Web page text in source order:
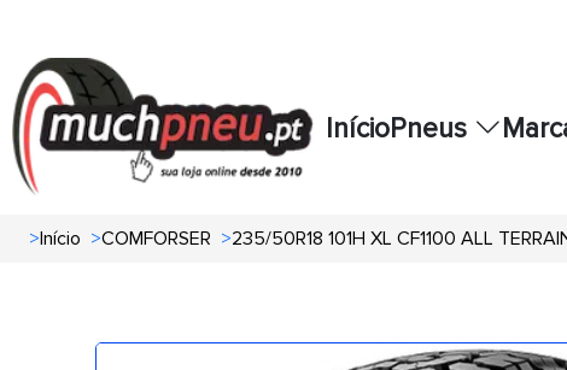
InícioPneus
>Início >COMFORSER >235/50R18 101H XL CF1100 ALL